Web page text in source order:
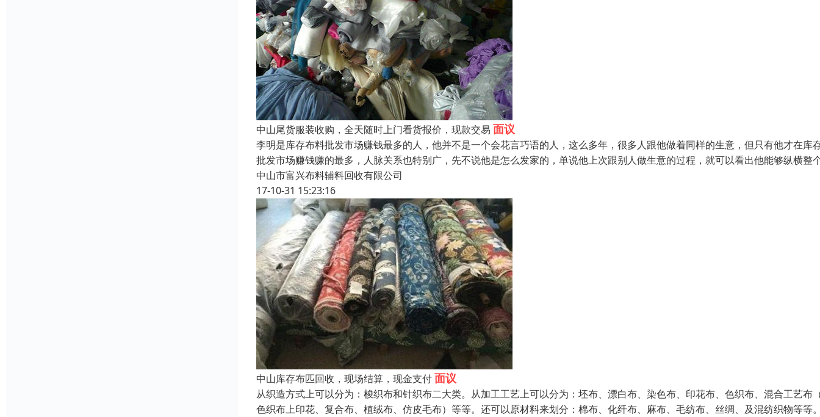
中山尾货服装收购，全天随时上门看货报价，现款交易 面议
李明是库存布料批发市场赚钱最多的人，他并不是一个会花言巧语的人，这么多年，很多人跟他做着同样的生意，但只有他才在库
批发市场赚钱赚的最多，人脉关系也特别广，先不说他是怎么发家的，单说他上次跟别人做生意的过程，就可以看出他能够纵横整
中山市富兴布料辅料回收有限公司
17-10-31 15:23:16
中山库存布匹回收，现场结算，现金支付面议
从织造方式上可以分为：梭织布和针织布二大类。从加工工艺上可以分为：坯布、漂白布、染色布、印花布、色织布、混合工艺布
色织布上印花、复合布、植绒布、仿皮毛布）等等。还可以原材料来划分：棉布、化纤布、麻布、毛纺布、丝绸、及混纺织物等等